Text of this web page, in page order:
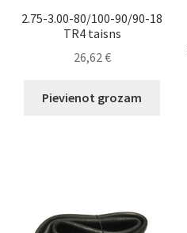
2.75-3.00-80/100-90/90-18
TR4 taisns
26,62€
Pievienot grozam